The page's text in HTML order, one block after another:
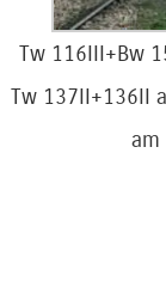
Tw 116III+Bw
Tw 137II+136II
am